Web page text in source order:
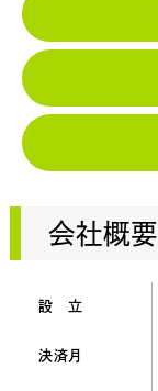
会社概要
設 立
決済月